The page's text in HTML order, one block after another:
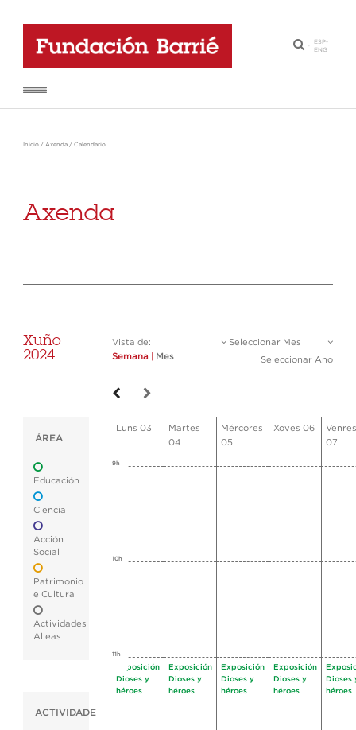
·
ESP-
ENG
Inicio / Axenda / Calendario
Axenda
Xuño
2024
Vista de:
Semana
Mes
Seleccionar Mes
Seleccionar Ano
ÁREA
Educación
Ciencia
Acción
Social
Patrimonio
e Cultura
Actividades
Alleas
ACTIVIDADE
Luns 03
Martes
04
Mércores
05
Xoves 06
Venres
07
9h
10h
11h
Exposición
Dioses y
héroes
Exposición
Dioses y
héroes
Exposición
Dioses y
héroes
Exposición
Dioses y
héroes
Dioses
héroes